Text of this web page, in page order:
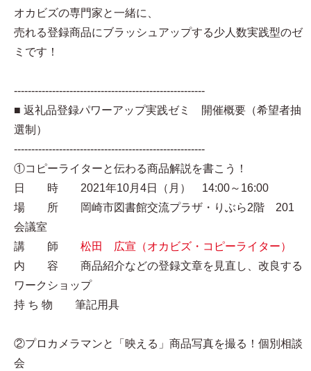
オカビズの専門家と一緒に、
売れる登録商品にブラッシュアップする少人数実践型のゼ
ミです！
-------------------------------------------------------
■ 返礼品登録パワーアップ実践ゼミ 開催概要（希望者抽
選制）
-------------------------------------------------------
①コピーライターと伝わる商品解説を書こう！
日 時 2021年10月4日（月） 14:00～16:00
場 所 岡崎市図書館交流プラザ・りぶら2階 201
会議室
講 師 松田 広宣（オカビズ・コピーライター）
内 容 商品紹介などの登録文章を見直し、改良する
ワークショップ
持 ち 物 筆記用具
②プロカメラマンと「映える」商品写真を撮る！個別相談
会